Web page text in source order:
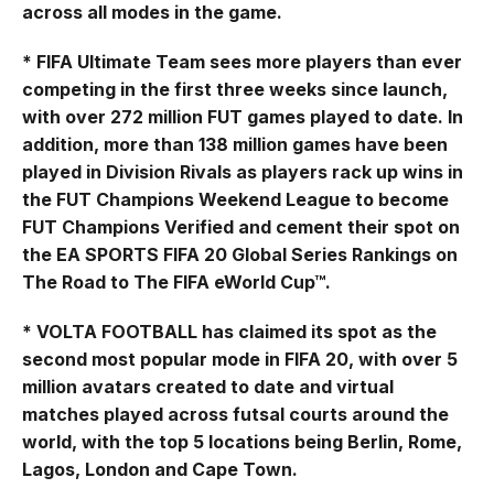
across all modes in the game.
* FIFA Ultimate Team sees more players than ever
competing in the first three weeks since launch,
with over 272 million FUT games played to date. In
addition, more than 138 million games have been
played in Division Rivals as players rack up wins in
the FUT Champions Weekend League to become
FUT Champions Verified and cement their spot on
the EA SPORTS FIFA 20 Global Series Rankings on
The Road to The FIFA eWorld Cup™.
* VOLTA FOOTBALL has claimed its spot as the
second most popular mode in FIFA 20, with over 5
million avatars created to date and virtual
matches played across futsal courts around the
world, with the top 5 locations being Berlin, Rome,
Lagos, London and Cape Town.